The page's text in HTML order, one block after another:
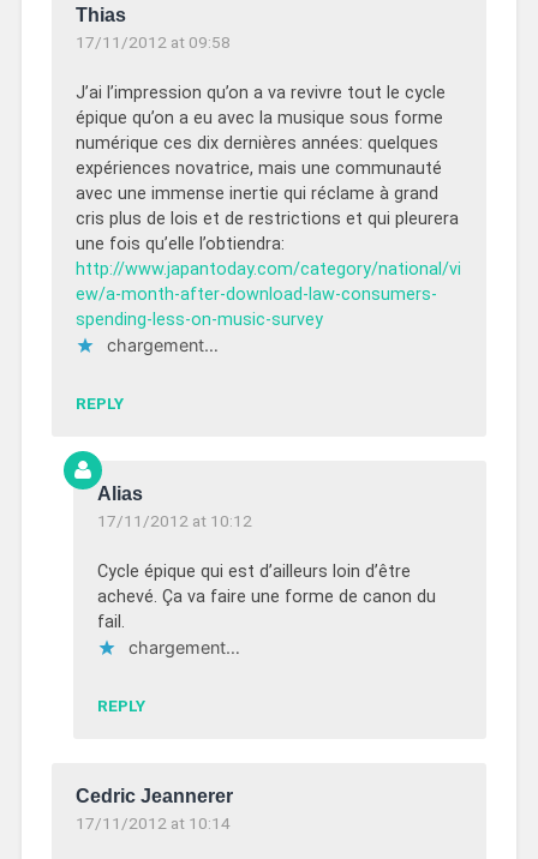
Thias
17/11/2012 at 09:58
J’ai l’impression qu’on a va revivre tout le cycle
épique qu’on a eu avec la musique sous forme
numérique ces dix dernières années: quelques
expériences novatrice, mais une communauté
avec une immense inertie qui réclame à grand
cris plus de lois et de restrictions et qui pleurera
une fois qu’elle l’obtiendra:
http://www.japantoday.com/category/national/vi
ew/a-month-after-download-law-consumers-
spending-less-on-music-survey
chargement…
REPLY
Alias
17/11/2012 at 10:12
Cycle épique qui est d’ailleurs loin d’être
achevé. Ça va faire une forme de canon du
fail.
chargement…
REPLY
Cedric Jeannerer
17/11/2012 at 10:14